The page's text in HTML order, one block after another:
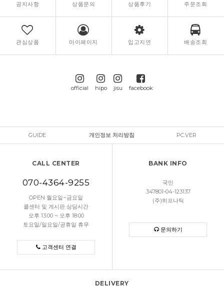
공지사항 상품문의 상품후기 주문조회
관심상품 마이페이지 입고지연 배송조회
official hipo jisu facebook
GUIDE 개인정보 처리방침 PC.VER
CALL CENTER
070-4364-9255
OPEN 월요일~금요일
콜센터 및 게시판 상담시간
오후 13:00 ~ 오후 18:00
토요일/일요일/공휴일 휴무
고객센터 연결
BANK INFO
국민
347801-04-123137
(주)히프나틱
문의하기
DELIVERY